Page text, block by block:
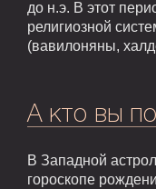
до н.э. В этот
религиозной
(вавилоняны,
А кто вы
В Западной
гороскопе